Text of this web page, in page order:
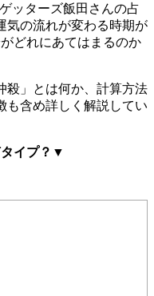
ッターズ飯田さんの占
気の流れが変わる時期が
どれにあてはまるのか
殺」とは何か、計算方法
も含め詳しく解説してい
イプ？ ▼